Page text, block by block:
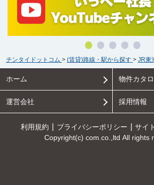
チンタイドットコム > (賃貸)路線・駅から探す > JR東
ホーム 物件カタ
運営会社 採用情報
利用規約 プライバシーポリシー サイ
Copyright(c) com.co.,ltd All rights